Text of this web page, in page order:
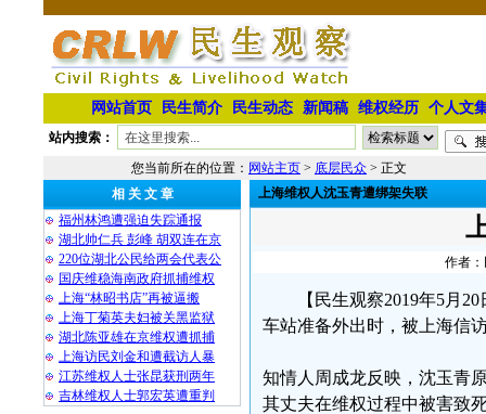
网站首页 民生简介 民生动态 新闻稿 维权经历 个人文
站内搜索：
您当前所在的位置： 网站主页 > 底层民众 > 正文
相 关 文 章
福州林鸿遭强迫失踪通报
湖北帅仁兵 彭峰 胡双连在京
220位湖北公民给两会代表公
国庆维稳海南政府抓捕维权
上海“林昭书店”再被逼搬
上海丁菊英夫妇被关黑监狱
湖北陈亚雄在京维权遭抓捕
上海访民刘金和遭截访人暴
江苏维权人士张昆获刑两年
吉林维权人士郭宏英遭重判
上海维权人沈玉青遭绑架失联
作者：
【民生观察2019年5月
车站准备外出时，被上海信
知情人周成龙反映，沈玉青
其丈夫在维权过程中被害致